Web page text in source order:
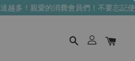
多！親愛的消費會員們！不要忘記使用